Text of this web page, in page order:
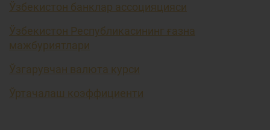
Ўзбекистон банклар ассоцияцияси
Ўзбекистон Республикасининг ғазна
мажбуриятлари
Ўзгарувчан валюта курси
Ўртачалаш коэффициенти